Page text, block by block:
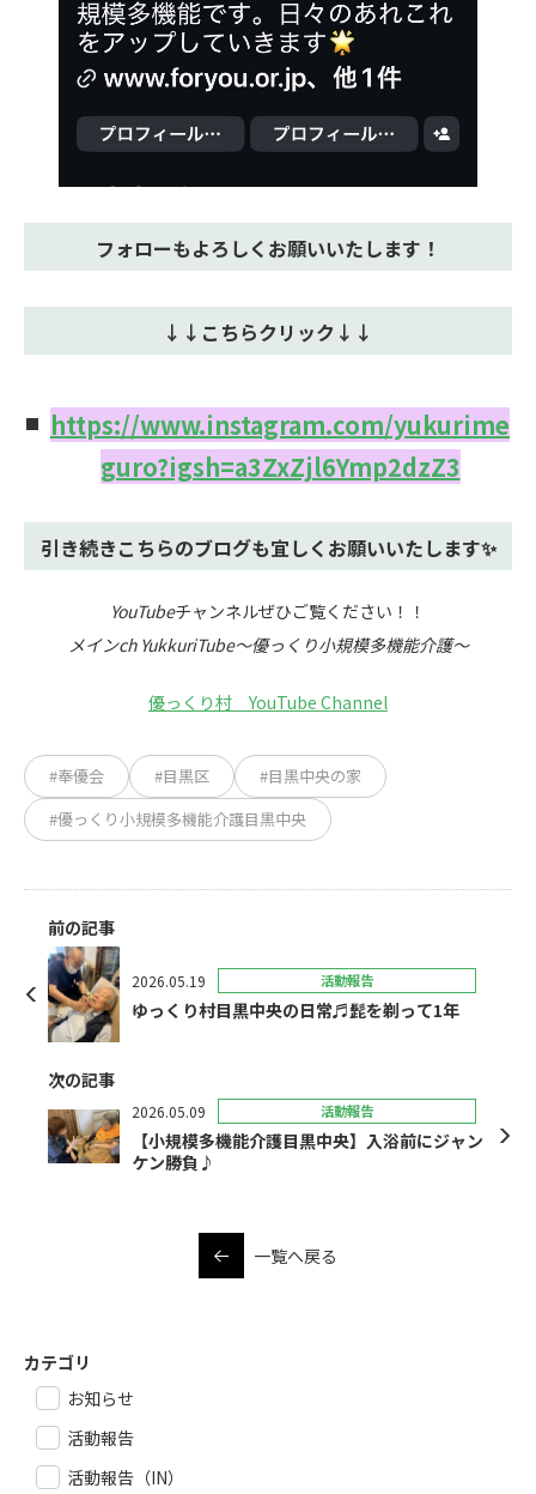
フォローもよろしくお願いいたします！
↓↓こちらクリック↓↓
https://www.instagram.com/yukurime
guro?igsh=a3ZxZjl6Ymp2dzZ3
引き続きこちらのブログも宜しくお願いいたします✨
YouTubeチャンネルぜひご覧ください！！
メインch YukkuriTube～優っくり小規模多機能介護～
優っくり村 YouTube Channel
#奉優会 #目黒区
#目黒中央の家
#優っくり小規模多機能介護目黒中央
前の記事
2026.05.19 活動報告
ゆっくり村目黒中央の日常♬髭を剃って1年
次の記事
2026.05.09 活動報告
【小規模多機能介護目黒中央】入浴前にジャン
ケン勝負♪
一覧へ戻る
カテゴリ
お知らせ
活動報告
活動報告（IN）